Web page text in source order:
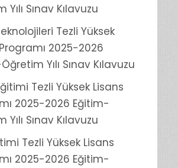
Yılı Sınav Kılavuzu
Tezli Yüksek
2025-2026
Yılı Sınav Kılavuzu
Tezli Yüksek Lisans
2025-2026 Eğitim-
Yılı Sınav Kılavuzu
Tezli Yüksek Lisans
2025-2026 Eğitim-